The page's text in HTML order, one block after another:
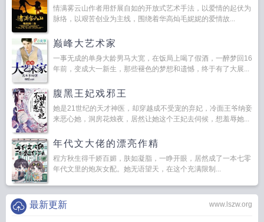
情满雾云山作者用舒展自如的开放式艺术手法，以爱情的起伏为
脉络，以艰苦创业为主线，围绕着华高灿毛妮妮的爱情故...
巅峰大艺术家
一事无成的单身大龄男马大宽，在饭局上喝了假酒，一醉梦回16
年前，变成大一新生，那些褪色的梦想和遗憾，终于有了大展...
腹黑王妃戏邪王
她是21世纪的天才神医，却穿越成不受宠的弃妃，冷面王爷纳妾
来恶心她，洞房花烛夜，居然让她这个王妃去伺候，想羞辱她...
年代文大佬的漂亮作精
程方秋生得千娇百媚，肤如凝脂，一睁开眼，居然成了一本七零
年代文里的炮灰女配。她无语望天，在这个充满限制...
www.lszw.org
最新更新